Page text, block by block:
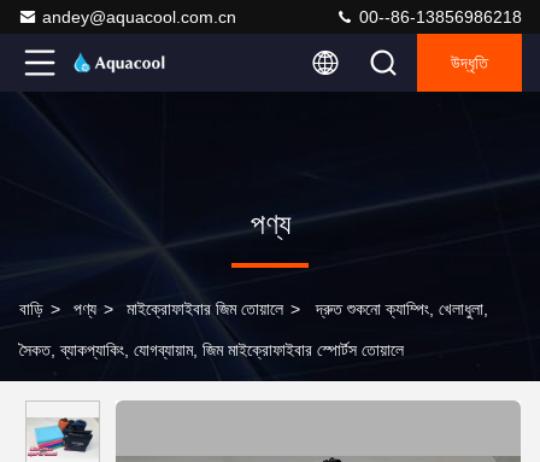
andey@aquacool.com.cn 00--86-13856986218
উদ্ধৃতি
পণ্য
বাড়ি > পণ্য > মাইক্রোফাইবার জিম তোয়ালে > দ্রুত শুকনো ক্যাম্পিং, খেলাধুলা,
সৈকত, ব্যাকপ্যাকিং, যোগব্যায়াম, জিম মাইক্রোফাইবার স্পোর্টস তোয়ালে